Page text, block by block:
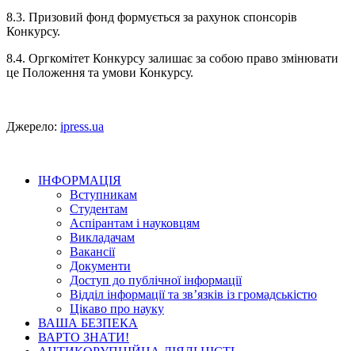
8.3. Призовий фонд формується за рахунок спонсорів
Конкурсу.
8.4. Оргкомітет Конкурсу залишає за собою право змінювати
це Положення та умови Конкурсу.
Джерело: ipress.ua
ІНФОРМАЦІЯ
Вступникам
Студентам
Аспірантам і науковцям
Викладачам
Вакансії
Документи
Доступ до публічної інформації
Відділ інформації та зв’язків із громадськістю
Цікаво про науку
ВАША БЕЗПЕКА
ВАРТО ЗНАТИ!